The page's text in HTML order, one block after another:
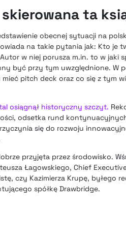
ta
obecnej sytuacji na
na takie pytania jak: Kto je
w niej porusza m.in. to w
być przy tym uwzględnione. W
pitch deck oraz co się z tym
osiągnął historyczny szczyt.
odsetka rund
się do rozwoju
przyjęta przez środowisko.
Łagowskiego, Chief
czy Kazimierza Krupę, byłego
spółkę Drawbridge.